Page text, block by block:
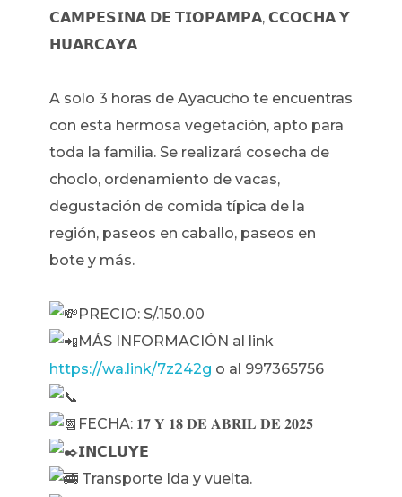
𝗖𝗔𝗠𝗣𝗘𝗦𝗜𝗡𝗔 𝗗𝗘 𝗧𝗜𝗢𝗣𝗔𝗠𝗣𝗔, 𝗖𝗖𝗢𝗖𝗛𝗔 𝗬
𝗛𝗨𝗔𝗥𝗖𝗔𝗬𝗔
A solo 3 horas de Ayacucho te encuentras
con esta hermosa vegetación, apto para
toda la familia. Se realizará cosecha de
choclo, ordenamiento de vacas,
degustación de comida típica de la
región, paseos en caballo, paseos en
bote y más.
PRECIO: S/.150.00
MÁS INFORMACIÓN al link
https://wa.link/7z242g o al 997365756
FECHA: 𝟏𝟕 𝐘 𝟏𝟖 𝐃𝐄 𝐀𝐁𝐑𝐈𝐋 𝐃𝐄 𝟐𝟎𝟐𝟓
𝗜𝗡𝗖𝗟𝗨𝗬𝗘
Transporte Ida y vuelta.